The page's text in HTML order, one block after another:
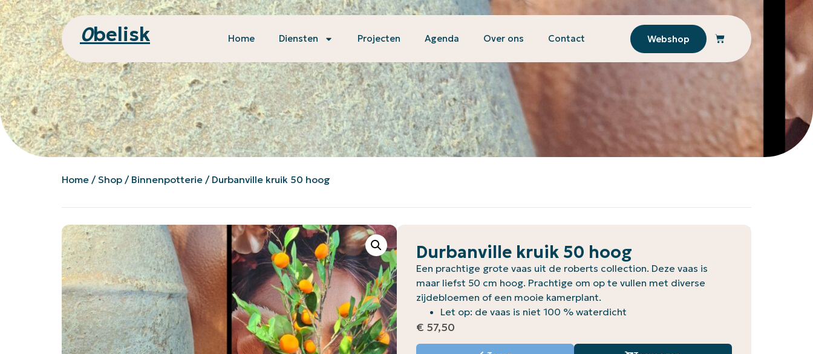
0belisk Home Diensten Projecten Agenda Over ons Contact Webshop
Home / Shop / Binnenpotterie / Durbanville kruik 50 hoog
Durbanville kruik 50 hoog
Een prachtige grote vaas uit de roberts collection. Deze vaas is
maar liefst 50 cm hoog. Prachtige om op te vullen met diverse
zijdebloemen of een mooie kamerplant.
Let op: de vaas is niet 100 % waterdicht
€ 57,50